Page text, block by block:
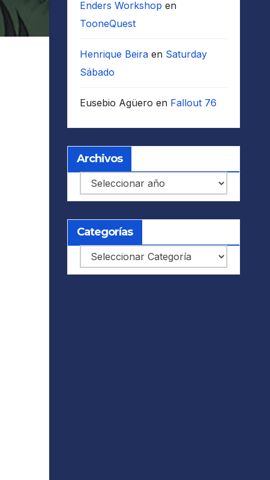
Enders Workshop en
TooneQuest
Henrique Beiraen Saturday
Sábado
Eusebio Agüero en Fallout 76
Archivos
Archivos
Categorías
Categorías